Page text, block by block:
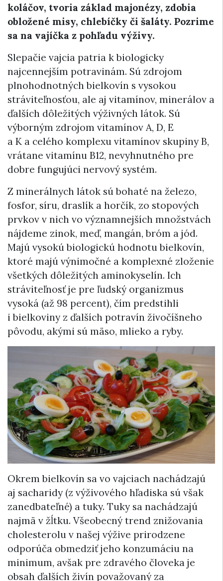
koláčov, tvoria základ majonézy, zdobia
obložené misy, chlebíčky či šaláty. Pozrime
sa na vajíčka z pohľadu výživy.
Slepačie vajcia patria k biologicky
najcennejším potravinám. Sú zdrojom
plnohodnotných bielkovín s vysokou
stráviteľnosťou, ale aj vitamínov, minerálov a
ďalších dôležitých výživných látok. Sú
výborným zdrojom vitamínov A, D, E
a K a celého komplexu vitamínov skupiny B,
vrátane vitamínu B12, nevyhnutného pre
dobre fungujúci nervový systém.
Z minerálnych látok sú bohaté na železo,
fosfor, síru, draslík a horčík, zo stopových
prvkov v nich vo významnejších množstvách
nájdeme zinok, meď, mangán, bróm a jód.
Majú vysokú biologickú hodnotu bielkovín,
ktoré majú výnimočné a komplexné zloženie
všetkých dôležitých aminokyselín. Ich
stráviteľnosť je pre ľudský organizmus
vysoká (až 98 percent), čím predstihli
i bielkoviny z ďalších potravín živočíšneho
pôvodu, akými sú mäso, mlieko a ryby.
Okrem bielkovín sa vo vajciach nachádzajú
aj sacharidy (z výživového hľadiska sú však
zanedbateľné) a tuky. Tuky sa nachádzajú
najmä v žĺtku. Všeobecný trend znižovania
cholesterolu v našej výžive prirodzene
odporúča obmedziť jeho konzumáciu na
minimum, avšak pre zdravého človeka je
obsah ďalších živín považovaný za